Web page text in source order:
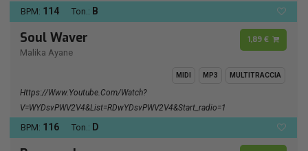
BPM: 114 Ton.: B
Soul Waver
Malika Ayane
1,89 €
MIDI MP3 MULTITRACCIA
Https://www.youtube.com/watch?
V=wYDsvPWV2V4&list=RDwYDsvPWV2V4&start_radio=1
BPM: 116 Ton.: D